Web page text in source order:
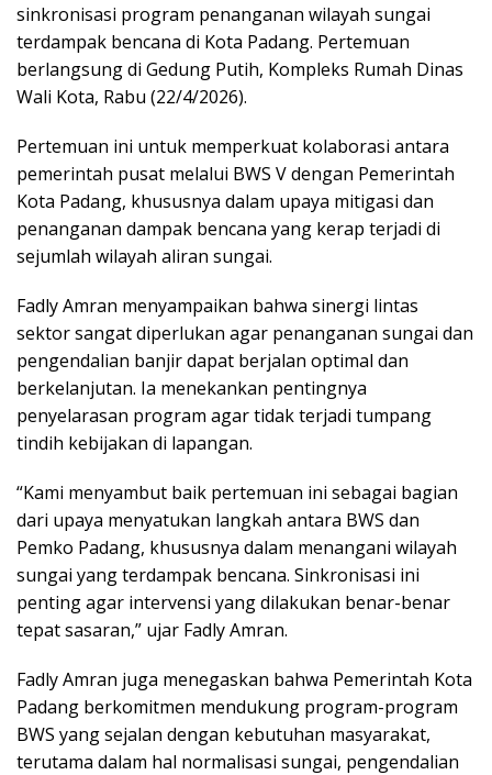
sinkronisasi program penanganan wilayah sungai
terdampak bencana di Kota Padang. Pertemuan
berlangsung di Gedung Putih, Kompleks Rumah Dinas
Wali Kota, Rabu (22/4/2026).
Pertemuan ini untuk memperkuat kolaborasi antara
pemerintah pusat melalui BWS V dengan Pemerintah
Kota Padang, khususnya dalam upaya mitigasi dan
penanganan dampak bencana yang kerap terjadi di
sejumlah wilayah aliran sungai.
Fadly Amran menyampaikan bahwa sinergi lintas
sektor sangat diperlukan agar penanganan sungai dan
pengendalian banjir dapat berjalan optimal dan
berkelanjutan. Ia menekankan pentingnya
penyelarasan program agar tidak terjadi tumpang
tindih kebijakan di lapangan.
“Kami menyambut baik pertemuan ini sebagai bagian
dari upaya menyatukan langkah antara BWS dan
Pemko Padang, khususnya dalam menangani wilayah
sungai yang terdampak bencana. Sinkronisasi ini
penting agar intervensi yang dilakukan benar-benar
tepat sasaran,” ujar Fadly Amran.
Fadly Amran juga menegaskan bahwa Pemerintah Kota
Padang berkomitmen mendukung program-program
BWS yang sejalan dengan kebutuhan masyarakat,
terutama dalam hal normalisasi sungai, pengendalian